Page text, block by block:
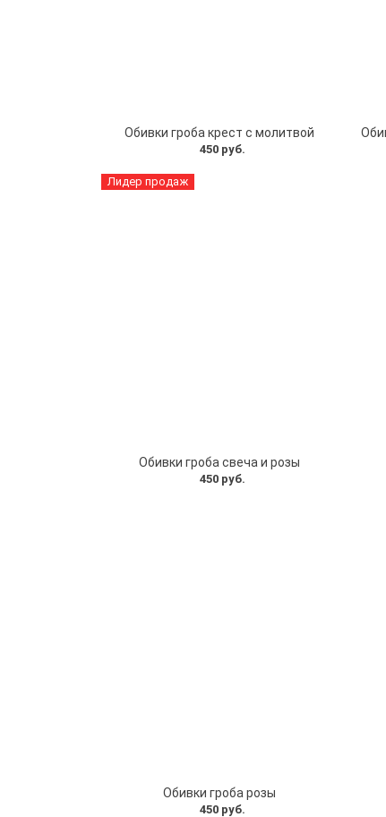
Обивки гроба крест с молитвой
450 руб.
Лидер продаж
Обивки гроба свеча и розы
450 руб.
Обивки гроба розы
450 руб.